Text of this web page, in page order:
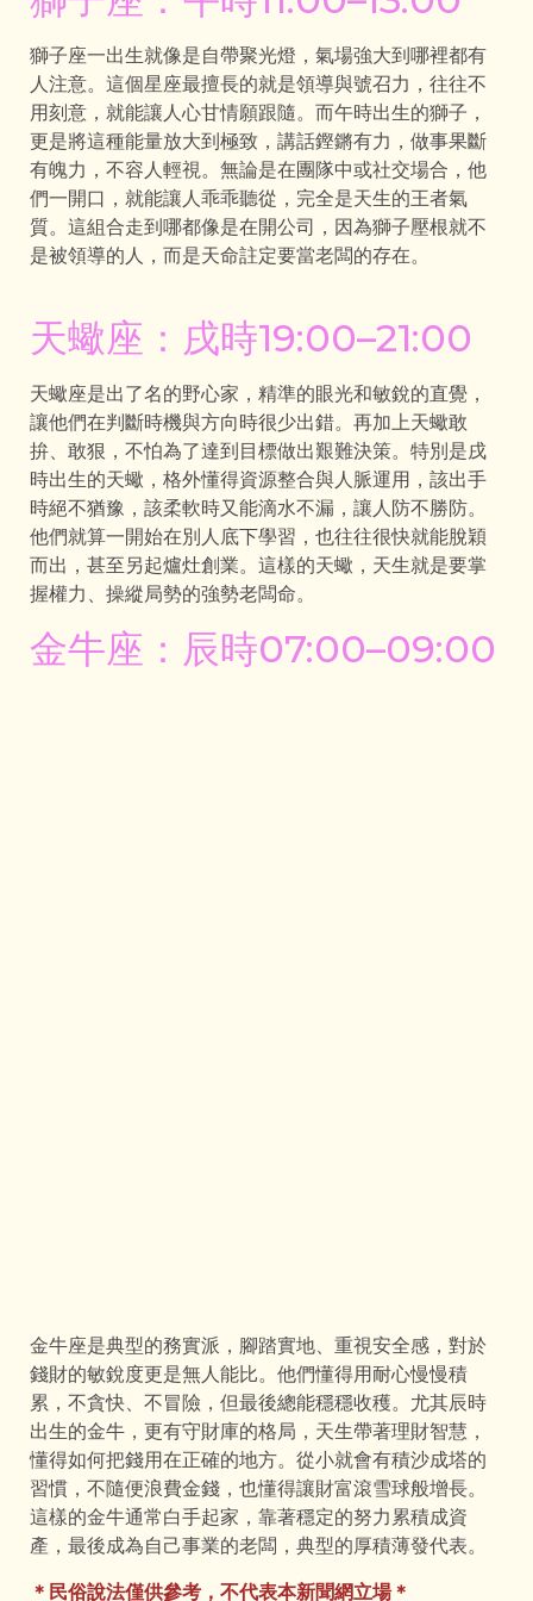
獅子座一出生就像是自帶聚光燈，氣場強大到哪裡都有
人注意。這個星座最擅長的就是領導與號召力，往往不
用刻意，就能讓人心甘情願跟隨。而午時出生的獅子，
更是將這種能量放大到極致，講話鏗鏘有力，做事果斷
有魄力，不容人輕視。無論是在團隊中或社交場合，他
們一開口，就能讓人乖乖聽從，完全是天生的王者氣
質。這組合走到哪都像是在開公司，因為獅子壓根就不
是被領導的人，而是天命註定要當老闆的存在。
天蠍座：戌時19:00–21:00
天蠍座是出了名的野心家，精準的眼光和敏銳的直覺，
讓他們在判斷時機與方向時很少出錯。再加上天蠍敢
拚、敢狠，不怕為了達到目標做出艱難決策。特別是戌
時出生的天蠍，格外懂得資源整合與人脈運用，該出手
時絕不猶豫，該柔軟時又能滴水不漏，讓人防不勝防。
他們就算一開始在別人底下學習，也往往很快就能脫穎
而出，甚至另起爐灶創業。這樣的天蠍，天生就是要掌
握權力、操縱局勢的強勢老闆命。
金牛座：辰時07:00–09:00
金牛座是典型的務實派，腳踏實地、重視安全感，對於
錢財的敏銳度更是無人能比。他們懂得用耐心慢慢積
累，不貪快、不冒險，但最後總能穩穩收穫。尤其辰時
出生的金牛，更有守財庫的格局，天生帶著理財智慧，
懂得如何把錢用在正確的地方。從小就會有積沙成塔的
習慣，不隨便浪費金錢，也懂得讓財富滾雪球般增長。
這樣的金牛通常白手起家，靠著穩定的努力累積成資
產，最後成為自己事業的老闆，典型的厚積薄發代表。
＊民俗說法僅供參考，不代表本新聞網立場＊